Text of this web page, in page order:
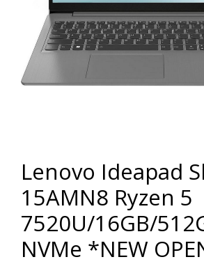
Lenovo Ideapad
15AMN8 Ryzen 5
7520U/16GB/
NVMe *NEW